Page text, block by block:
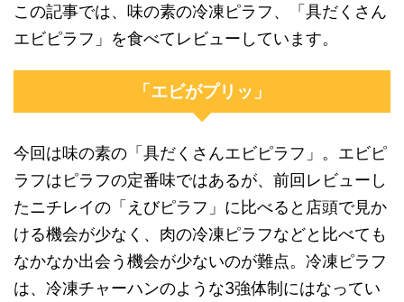
この記事では、味の素の冷凍ピラフ、「具だくさん
エビピラフ」を食べてレビューしています。
「エビがプリッ」
今回は味の素の「具だくさんエビピラフ」。エビピ
ラフはピラフの定番味ではあるが、前回レビューし
たニチレイの「えびピラフ」に比べると店頭で見か
ける機会が少なく、肉の冷凍ピラフなどと比べても
なかなか出会う機会が少ないのが難点。冷凍ピラフ
は、冷凍チャーハンのような3強体制にはなってい